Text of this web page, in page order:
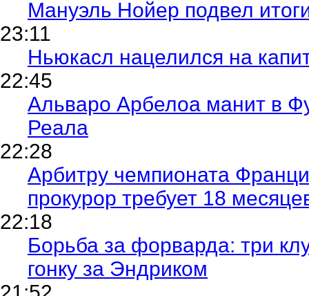
Мануэль Нойер подвел
23:11
Ньюкасл нацелился на
22:45
Альваро Арбелоа манит в
Реала
22:28
Арбитру чемпионата
прокурор требует 18
22:18
Борьба за форварда: три
гонку за Эндриком